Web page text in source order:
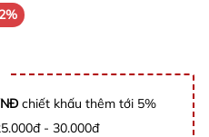
chiết khấu thêm tới 5%
- 30.000đ